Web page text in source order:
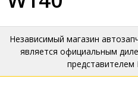
Независимый магазин
является официальным
представителем